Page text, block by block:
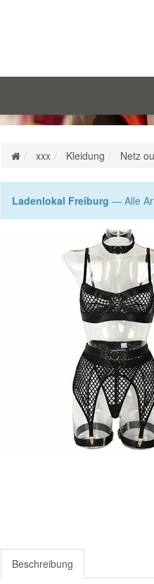
xxx Kleidung Netz
Ladenlokal Freiburg — Alle
Beschreibung